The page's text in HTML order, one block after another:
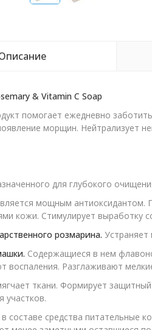
& Vitamin C Soap
помогает ежедневно
морщин. Нейтрализует
для глубокого
мощным антиоксидантом.
кожи. Стимулирует выработку
розмарина. Устраняет
Содержащиеся в нем
воспаления. Разглаживают
ткани. Формирует
участков.
составе средства питательные